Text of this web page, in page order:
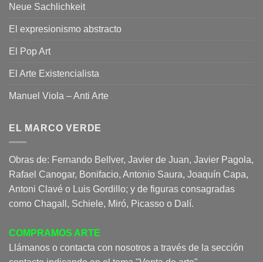
Neue Sachlichkeit
El expresionismo abstracto
El Pop Art
El Arte Existencialista
Manuel Viola – Anti Arte
EL MARCO VERDE
Obras de: Fernando Bellver, Javier de Juan, Javier Pagola,
Rafael Canogar, Bonifacio, Antonio Saura, Joaquín Capa,
Antoni Clavé o Luis Gordillo; y de figuras consagradas
como Chagall, Schiele, Miró, Picasso o Dalí.
COMPRAMOS ARTE
Llámanos o contacta con nosotros a través de la sección